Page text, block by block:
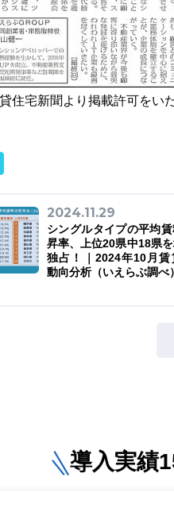
住宅新聞より掲載許可をい
2024.11.29
シングルタイプの平均
昇率、上位20県中18県
独占！｜2024年10月賃
動向分析（いえらぶ調べ）
導入実績